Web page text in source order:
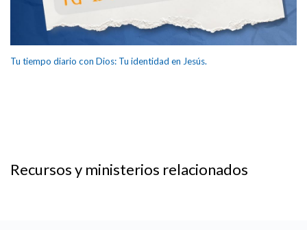
Tu tiempo diario con Dios: Tu identidad en Jesús.
Recursos y ministerios relacionados